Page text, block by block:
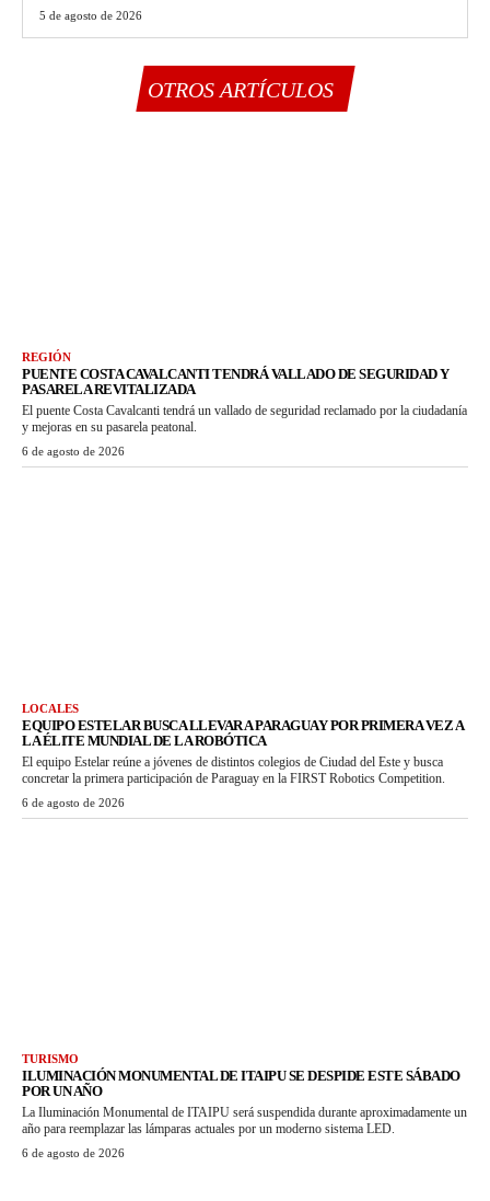
5 de agosto de 2026
OTROS ARTÍCULOS
REGIÓN
PUENTE COSTA CAVALCANTI TENDRÁ VALLADO DE SEGURIDAD Y
PASARELA REVITALIZADA
El puente Costa Cavalcanti tendrá un vallado de seguridad reclamado por la ciudadanía
y mejoras en su pasarela peatonal.
6 de agosto de 2026
LOCALES
EQUIPO ESTELAR BUSCA LLEVAR A PARAGUAY POR PRIMERA VEZ A
LA ÉLITE MUNDIAL DE LA ROBÓTICA
El equipo Estelar reúne a jóvenes de distintos colegios de Ciudad del Este y busca
concretar la primera participación de Paraguay en la FIRST Robotics Competition.
6 de agosto de 2026
TURISMO
ILUMINACIÓN MONUMENTAL DE ITAIPU SE DESPIDE ESTE SÁBADO
POR UN AÑO
La Iluminación Monumental de ITAIPU será suspendida durante aproximadamente un
año para reemplazar las lámparas actuales por un moderno sistema LED.
6 de agosto de 2026